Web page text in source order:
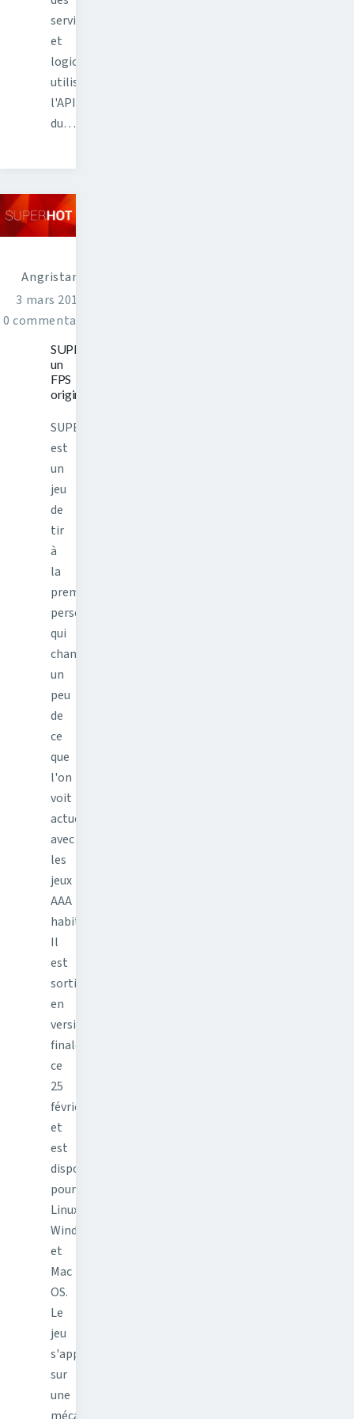
services
et
logiciels
utilisant
l'API
du…
Angristan
3 mars 2016
0 commentaires
SUPERHOT,
un
FPS
original
SUPERHOT
est
un
jeu
de
tir
à
la
première
personne
qui
change
un
peu
de
ce
que
l'on
voit
actuellement
avec
les
jeux
AAA
habituels.
Il
est
sorti
en
version
finale
ce
25
février
et
est
dispo
pour
Linux,
Windows
et
Mac
OS.
Le
jeu
s'appuie
sur
une